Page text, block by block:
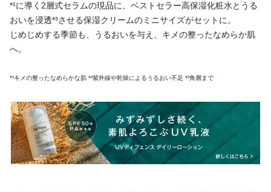
*¹に導く2層式セラムの現品に、ベストセラー高保湿化粧水とうる
おいを浸透*³させる保湿クリームのミニサイズがセットに。
じめじめする季節も、うるおいを与え、キメの整ったなめらか肌
へ。
*¹キメの整ったなめらかな肌 *²紫外線や乾燥によるうるおい不足 *³角層まで